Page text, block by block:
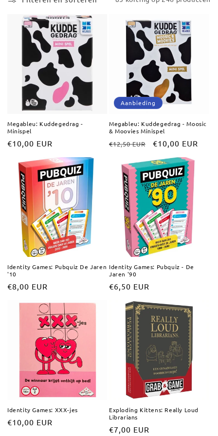
Meteen
content
:
Megableu: Kuddegedrag -
Minispel
Normale
€10,00 EUR
Aanbieding
Megableu: Kuddegedrag - Moosic
& Moovies Minispel
Normale
€12,50 EUR Aanbiedingsprijs
€10,00 EUR
Identity Games: Pubquiz De Jaren
'10
Normale
€8,00 EUR
Identity Games: Pubquiz - De
Jaren '90
Normale
€6,50 EUR
Identity Games: XXX-jes
Normale
€10,00 EUR
Exploding Kittens: Really Loud
Librarians
Normale
€7,00 EUR